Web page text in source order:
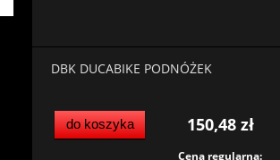
DBK DUCABIKE PODNÓŻEK
150,48 zł
Cena regularna:
do koszyka